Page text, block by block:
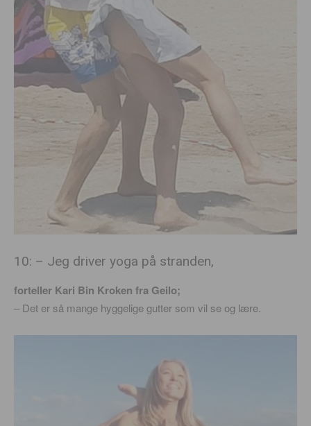
10: – Jeg driver yoga på stranden,
forteller Kari Bin Kroken fra Geilo;
– Det er så mange hyggelige gutter som vil se og lære.